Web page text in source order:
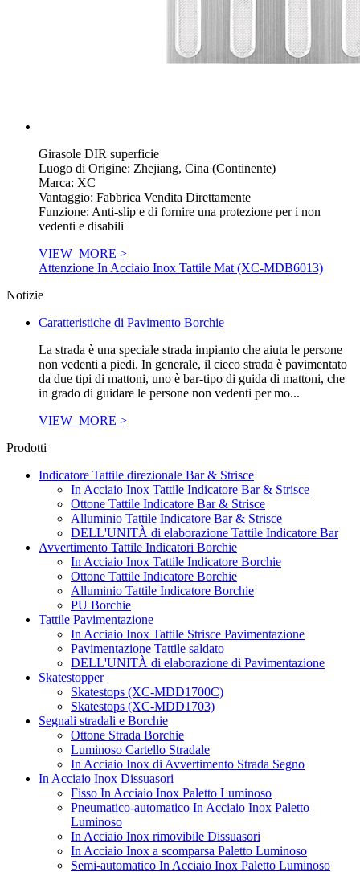
Girasole DIR superficie
Luogo di Origine: Zhejiang, Cina (Continente)
Marca: XC
Vantaggio: Fabbrica Vendita Direttamente
Funzione: Anti-slip e di fornire una protezione per i non
vedenti e disabili
VIEW_MORE >
Attenzione In Acciaio Inox Tattile Mat (XC-MDB6013)
Notizie
Caratteristiche di Pavimento Borchie
La strada è una speciale strada impianto che aiuta le persone
non vedenti a piedi. In generale, il cieco strada è pavimentato
da due tipi di mattoni, uno è bar-tipo di guida di mattoni, che
in grado di guidare le persone non vedenti per mo...
VIEW_MORE >
Prodotti
Indicatore Tattile direzionale Bar & Strisce
In Acciaio Inox Tattile Indicatore Bar & Strisce
Ottone Tattile Indicatore Bar & Strisce
Alluminio Tattile Indicatore Bar & Strisce
DELL'UNITÀ di elaborazione Tattile Indicatore Bar
Avvertimento Tattile Indicatori Borchie
In Acciaio Inox Tattile Indicatore Borchie
Ottone Tattile Indicatore Borchie
Alluminio Tattile Indicatore Borchie
PU Borchie
Tattile Pavimentazione
In Acciaio Inox Tattile Strisce Pavimentazione
Pavimentazione Tattile saldato
DELL'UNITÀ di elaborazione di Pavimentazione
Skatestopper
Skatestops (XC-MDD1700C)
Skatestops (XC-MDD1703)
Segnali stradali e Borchie
Ottone Strada Borchie
Luminoso Cartello Stradale
In Acciaio Inox di Avvertimento Strada Segno
In Acciaio Inox Dissuasori
Fisso In Acciaio Inox Paletto Luminoso
Pneumatico-automatico In Acciaio Inox Paletto
Luminoso
In Acciaio Inox rimovibile Dissuasori
In Acciaio Inox a scomparsa Paletto Luminoso
Semi-automatico In Acciaio Inox Paletto Luminoso